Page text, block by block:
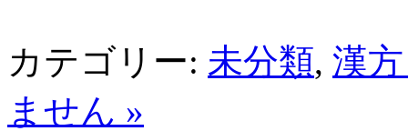
カテゴリー: 未分類, 漢
ません »